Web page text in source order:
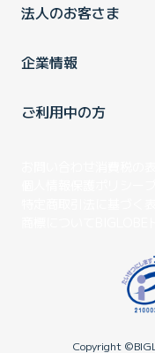
法人のお客さま
企業情報
ご利用中の方
Copyright